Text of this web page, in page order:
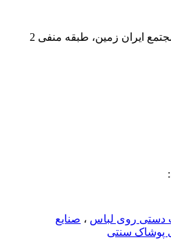
ایران زمین، طبقه منفی 2
دستی روی لباس ، صنایع
پوشاک سنتی